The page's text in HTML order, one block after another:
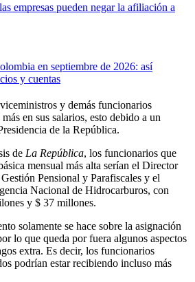
empresas pueden negar la afiliación a
en septiembre de 2026: así
y cuentas
y demás funcionarios
en sus salarios, esto debido a un
de la República.
de La República, los funcionarios que
mensual más alta serían el Director
Pensional y Parafiscales y el
Nacional de Hidrocarburos, con
y $ 37 millones.
solamente se hace sobre la asignación
lo que queda por fuera algunos aspectos
extra. Es decir, los funcionarios
podrían estar recibiendo incluso más